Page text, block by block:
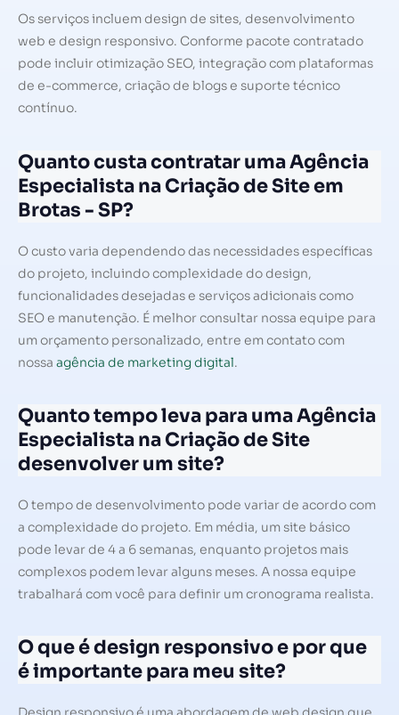
Os serviços incluem design de sites, desenvolvimento
web e design responsivo. Conforme pacote contratado
pode incluir otimização SEO, integração com plataformas
de e-commerce, criação de blogs e suporte técnico
contínuo.
Quanto custa contratar uma Agência
Especialista na Criação de Site em
Brotas - SP?
O custo varia dependendo das necessidades específicas
do projeto, incluindo complexidade do design,
funcionalidades desejadas e serviços adicionais como
SEO e manutenção. É melhor consultar nossa equipe para
um orçamento personalizado, entre em contato com
nossa agência de marketing digital.
Quanto tempo leva para uma Agência
Especialista na Criação de Site
desenvolver um site?
O tempo de desenvolvimento pode variar de acordo com
a complexidade do projeto. Em média, um site básico
pode levar de 4 a 6 semanas, enquanto projetos mais
complexos podem levar alguns meses. A nossa equipe
trabalhará com você para definir um cronograma realista.
O que é design responsivo e por que
é importante para meu site?